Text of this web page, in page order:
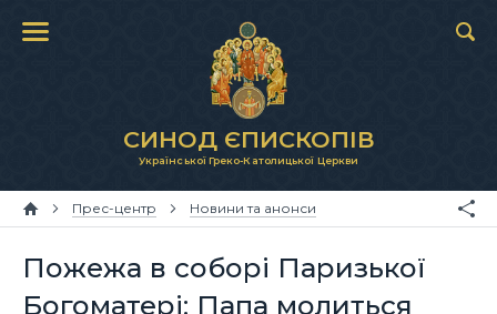
СИНОД ЄПИСКОПІВ
Української Греко-Католицької Церкви
Прес-центр Новини та анонси
Пожежа в соборi Паризької
Богоматері: Папа молиться